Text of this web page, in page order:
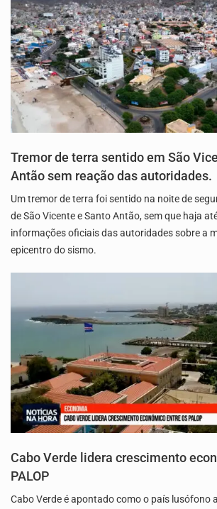
Tremor de terra sentido em São
Antão sem reação das autoridades.
Um tremor de terra foi sentido na noite de
de São Vicente e Santo Antão, sem que haja
informações oficiais das autoridades sobre a
epicentro do sismo.
Cabo Verde lidera crescimento
PALOP
Cabo Verde é apontado como o país lusófono